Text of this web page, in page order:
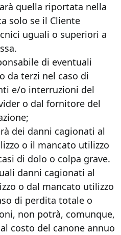
quella riportata nella
solo se il Cliente
uguali o superiori a
di eventuali
da terzi nel caso di
e/o interruzioni del
o dal fornitore del
dei danni cagionati al
o il mancato utilizzo
di dolo o colpa grave.
danni cagionati al
o dal mancato utilizzo
di perdita totale o
non potrà, comunque,
costo del canone annuo